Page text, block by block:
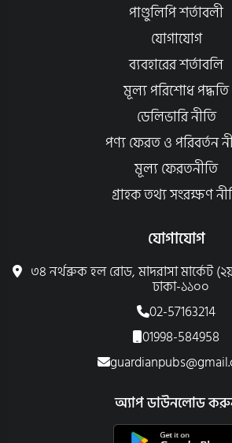
পাণ্ডুলিপি শর্তাবলী
যোগাযোগ
ব্যবহারের শর্তাবলি
মূল্য পরিশোধ পদ্ধতি
ডেলিভারি নীতি
পণ্য ফেরত ও পরিবর্তন
মূল্য ফেরতনীতি
গ্রাহক তথ্য সংরক্ষণ
যোগাযোগ
৩৪ নর্থব্রুক হল রোড, মাদরাসা মার্কেট
ঢাকা-১১০০
02-57163214
01998-584958
অ্যাপ ডাউনলোড